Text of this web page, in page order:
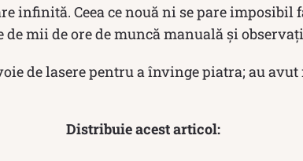
infinită. Ceea ce nouă ni se pare imposibil
mii de ore de muncă manuală și
de lasere pentru a învinge piatra; au avut
Distribuie acest articol: